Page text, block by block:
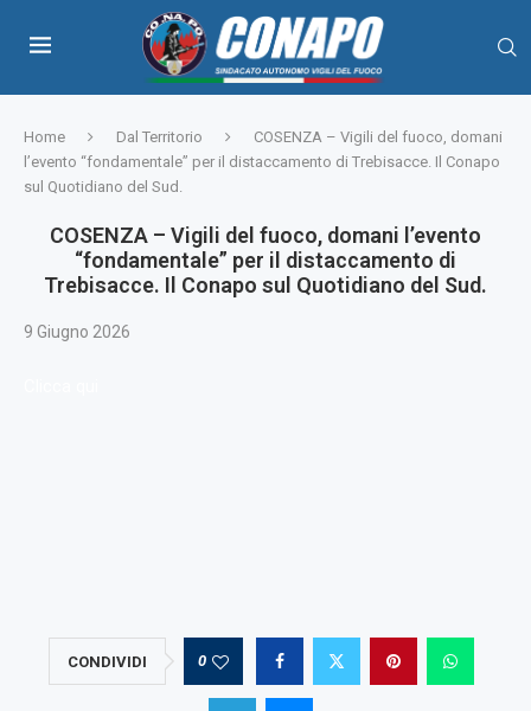
Home Dal Territorio
COSENZA – Vigili del fuoco, domani
l’evento “fondamentale” per il distaccamento di Trebisacce. Il Conapo
sul Quotidiano del Sud.
COSENZA – Vigili del fuoco, domani l’evento
“fondamentale” per il distaccamento di
Trebisacce. Il Conapo sul Quotidiano del Sud.
9 Giugno 2026
CONDIVIDI 0